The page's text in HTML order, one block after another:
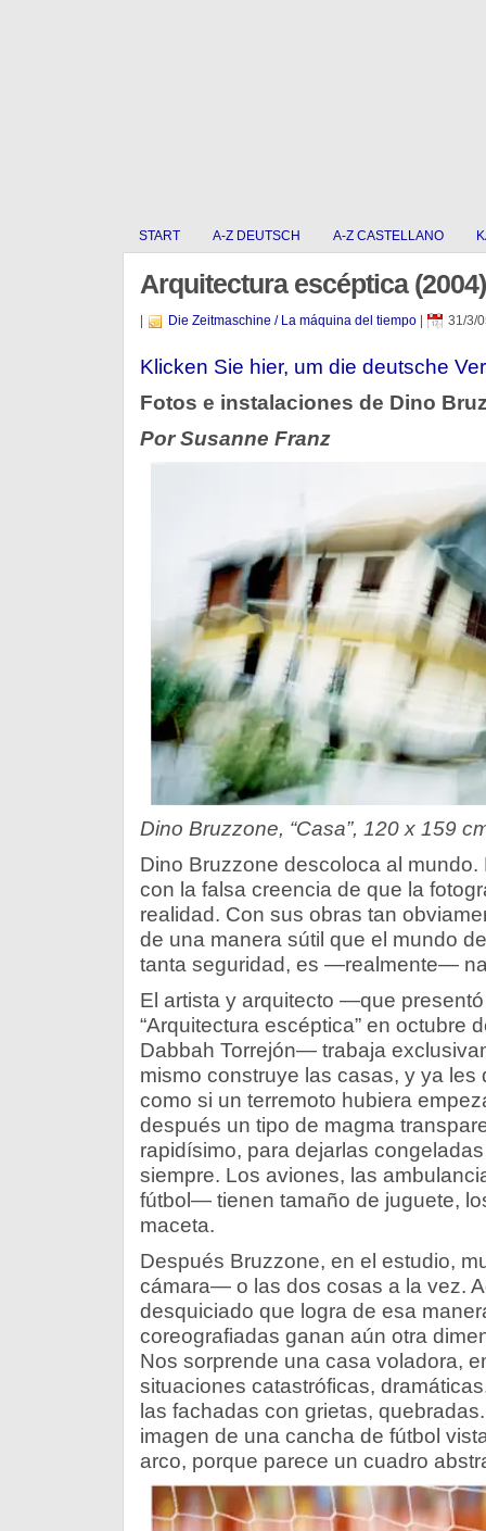
START A-Z DEUTSCH A-Z CASTELLANO
Arquitectura escéptica (2004)
Die Zeitmaschine / La máquina del tiempo| 31/3/
Klicken Sie hier, um die deutsche
Fotos e instalaciones de Dino
Por Susanne Franz
Dino Bruzzone, “Casa”, 120 x 159
Dino Bruzzone descoloca al
con la falsa creencia de que la
realidad. Con sus obras tan
de una manera sútil que el mundo
tanta seguridad, es —realmente—
El artista y arquitecto —que
“Arquitectura escéptica” en octubre
Dabbah Torrejón— trabaja
mismo construye las casas, y ya
como si un terremoto hubiera
después un tipo de magma
rapidísimo, para dejarlas
siempre. Los aviones, las
fútbol— tienen tamaño de juguete,
maceta.
Después Bruzzone, en el estudio,
cámara— o las dos cosas a la vez.
desquiciado que logra de esa
coreografiadas ganan aún otra
Nos sorprende una casa voladora,
situaciones catastróficas,
las fachadas con grietas,
imagen de una cancha de fútbol
arco, porque parece un cuadro